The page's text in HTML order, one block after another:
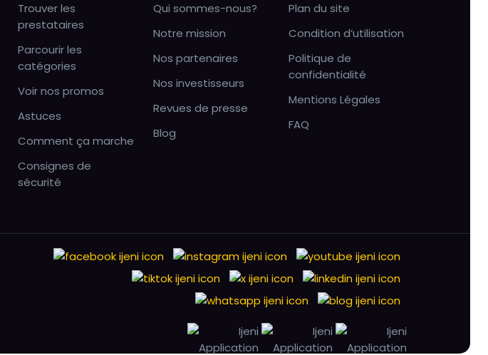
Trouver les
prestataires
Parcourir les
catégories
Voir nos promos
Astuces
Comment ça marche
Consignes de
sécurité
Qui sommes-nous?
Notre mission
Nos partenaires
Nos investisseurs
Revues de presse
Blog
Plan du site
Condition d’utilisation
Politique de
confidentialité
Mentions Légales
FAQ